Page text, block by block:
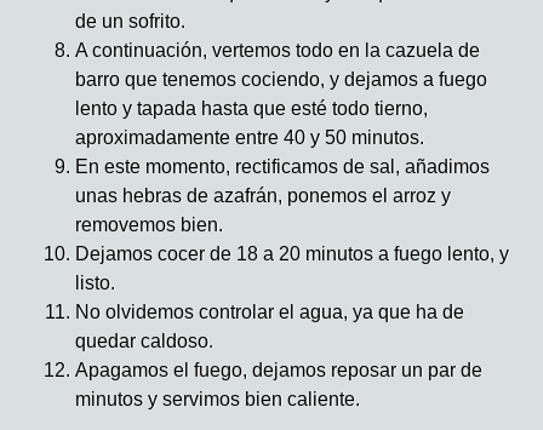
de un sofrito.
A continuación, vertemos todo en la cazuela de
barro que tenemos cociendo, y dejamos a fuego
lento y tapada hasta que esté todo tierno,
aproximadamente entre 40 y 50 minutos.
En este momento, rectificamos de sal, añadimos
unas hebras de azafrán, ponemos el arroz y
removemos bien.
Dejamos cocer de 18 a 20 minutos a fuego lento, y
listo.
No olvidemos controlar el agua, ya que ha de
quedar caldoso.
Apagamos el fuego, dejamos reposar un par de
minutos y servimos bien caliente.